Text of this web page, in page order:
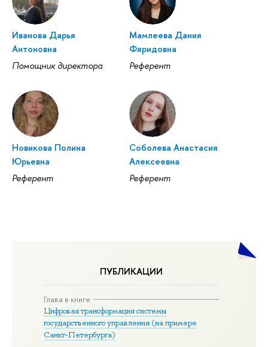
ПУБЛИКАЦИИ
Глава в книге
Цифровая трансформация системы
государственного управления (на примере
Санкт-Петербурга)
Иванова Дарья
Антоновна
Помощник директора
Мамлеева Дания
Фяридовна
Референт
Новикова Полина
Юрьевна
Референт
Соболева Анастасия
Алексеевна
Референт